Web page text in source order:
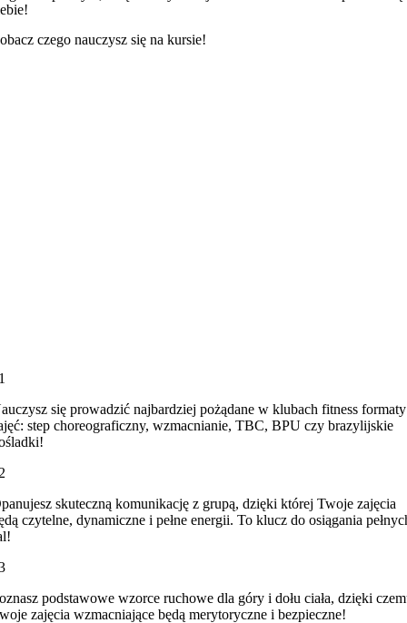
czego nauczysz się na kursie!
się prowadzić najbardziej pożądane w klubach fitness formaty
step choreograficzny, wzmacnianie, TBC, BPU czy brazylijskie
skuteczną komunikację z grupą, dzięki której Twoje zajęcia
czytelne, dynamiczne i pełne energii. To klucz do osiągania
podstawowe wzorce ruchowe dla góry i dołu ciała, dzięki
zajęcia wzmacniające będą merytoryczne i bezpieczne!